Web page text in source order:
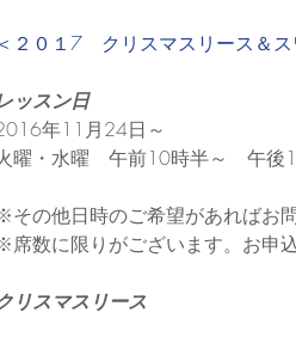
＜２０１7　クリスマスリース＆ス
ッスン日
年11月24日～
曜・水曜　午前10時半～　午後
その他日時のご希望があればお
席数に限りがございます。お申込
リスマスリース